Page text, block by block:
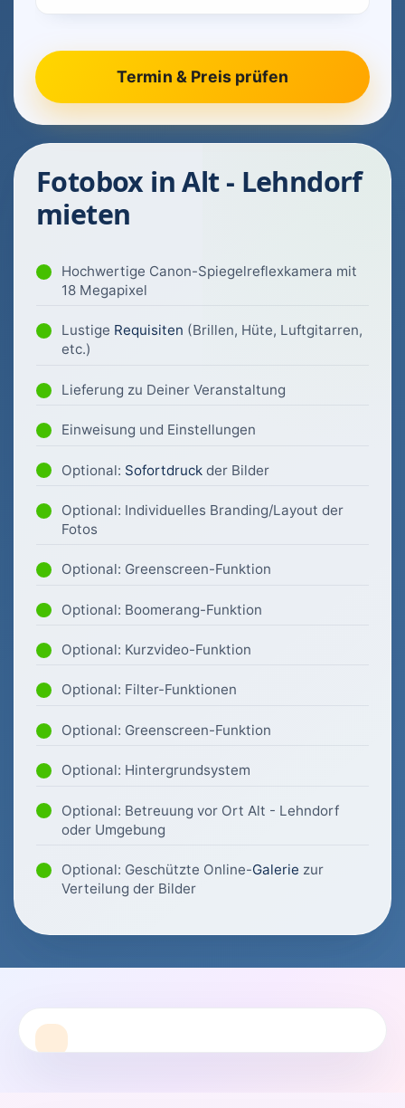
Fotobox in Alt - Lehndorf
mieten
Hochwertige Canon-Spiegelreflexkamera mit
18 Megapixel
Lustige Requisiten (Brillen, Hüte, Luftgitarren,
etc.)
Lieferung zu Deiner Veranstaltung
Einweisung und Einstellungen
Optional: Sofortdruck der Bilder
Optional: Individuelles Branding/Layout der
Fotos
Optional: Greenscreen-Funktion
Optional: Boomerang-Funktion
Optional: Kurzvideo-Funktion
Optional: Filter-Funktionen
Optional: Greenscreen-Funktion
Optional: Hintergrundsystem
Optional: Betreuung vor Ort Alt - Lehndorf
oder Umgebung
Optional: Geschützte Online-Galerie zur
Verteilung der Bilder